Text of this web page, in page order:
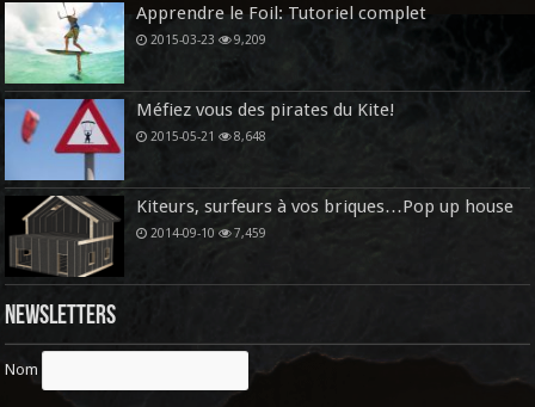
Apprendre le Foil: Tutoriel complet
2015-03-23 9,209
Méfiez vous des pirates du Kite!
2015-05-21 8,648
Kiteurs, surfeurs à vos briques…Pop up house
2014-09-10 7,459
Newsletters
Nom